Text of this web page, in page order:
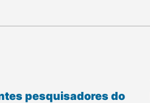
pesquisadores do